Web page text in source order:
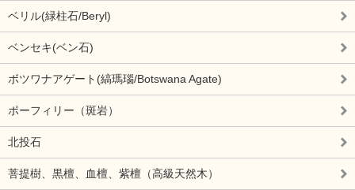
ベリル(緑柱石/Beryl)
ベンセキ(ベン石)
ボツワナアゲート(縞瑪瑙/Botswana Agate)
ポーフィリー（斑岩）
北投石
菩提樹、黒檀、血檀、紫檀（高級天然木）